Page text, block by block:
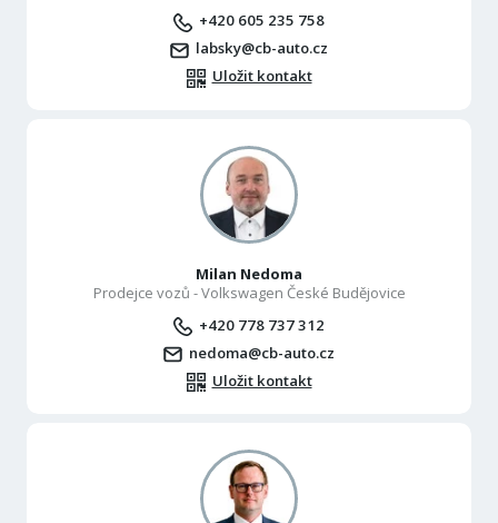
+420 605 235 758
labsky@cb-auto.cz
Uložit kontakt
Milan Nedoma
Prodejce vozů - Volkswagen České Budějovice
+420 778 737 312
nedoma@cb-auto.cz
Uložit kontakt